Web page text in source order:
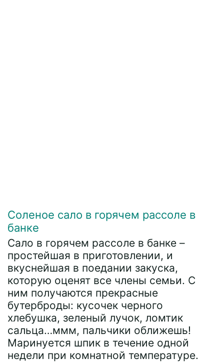
Соленое сало в горячем рассоле в
банке
Сало в горячем рассоле в банке –
простейшая в приготовлении, и
вкуснейшая в поедании закуска,
которую оценят все члены семьи. С
ним получаются прекрасные
бутерброды: кусочек черного
хлебушка, зеленый лучок, ломтик
сальца…ммм, пальчики оближешь!
Маринуется шпик в течение одной
недели при комнатной температуре.